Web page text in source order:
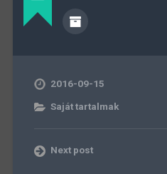
2016-09-15
Saját tartalmak
Next post